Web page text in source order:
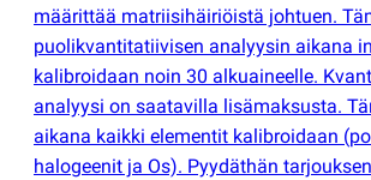
määrittää matriisihäiriöistä johtuen.
puolikvantitatiivisen analyysin aikana
kalibroidaan noin 30 alkuaineelle.
analyysi on saatavilla lisämaksusta.
aikana kaikki elementit kalibroidaan (
halogeenit ja Os). Pyydäthän